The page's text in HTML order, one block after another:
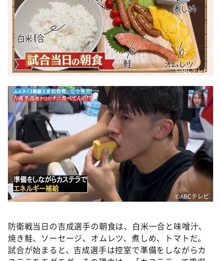
©ABCテレビ
©ABCテレビ
防衛戦当日の吉成選手の朝食は、白米一合と味噌汁、
焼き鮭、ソーセージ、オムレツ、煮しめ、トマトだ。
試合が始まると、吉成選手は控室で準備をしながらカ